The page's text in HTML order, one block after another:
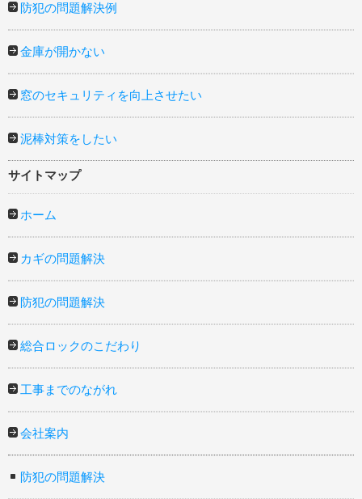
防犯の問題解決例
金庫が開かない
窓のセキュリティを向上させたい
泥棒対策をしたい
サイトマップ
ホーム
カギの問題解決
防犯の問題解決
総合ロックのこだわり
工事までのながれ
会社案内
防犯の問題解決